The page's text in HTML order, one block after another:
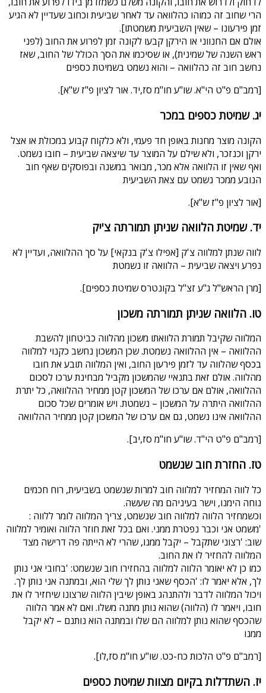
הרי שחוב זה כמוהו כהלוואה עד לאחר שביעית וכחוב שעדיין לא הגיע
זמן פירעונו – שאין השביעית משמטתו].
אולם אם החנווני או הירקן קבעו לקונה זמן לפרוע את החוב (לפני
ראש השנה של שמינית), או שסיכמו את הסך הכולל של החוב, שאז
נחשב חוב זה כהלוואה – והוא נשמט בשמיטת כספים
[רמב"ם פ"ט הי"א. שו"ע חו"מ סז,יד. אור לציון פ"ז ש"א].
יג. שמיטת כספים במכר
הקונה מוצר מחנות באופן חד פעמי, ולא כלקוח קבוע במכולת או אצל
ירקן וכנזכר, ולא שילם על המוצר עד שיצאה שביעית – חובו נשמט.
ואף שאין זו הלוואה אלא מכר, מבואר במשנה ובפוסקים שאף חוב
הנובע ממכר נשמט עם צאת השביעית
[אור לציון פ"ז ש"א].
יד. שמיטת הלוואה שניתן תמורתה צ'יק
לווה שנתן למלווה צ'ק [אפילו צ'ק בנקאי] על סך ההלוואה, ועדיין לא
נפרע ויצאה שביעית – הלוואה זו נשמטת
[מרן הראש"ל ג"ע זצ"ל בקונטרס שמיטת כספים].
טו. הלוואה שניתן תמורתה משכון
המלווה שקיבל תמורת הלוואתו משכון מהלווה כביטחון להשבת
ההלוואה – אין ההלוואה נשמטת. שכן המשכון נחשב כקנוי למלווה
בכסף שהלווה עד לזמן פירעון החוב, ואין המלווה תובע את חובו
מהלווה. אולם זאת בתנאיי שהמשכון מקביל מבחינת ערכו לסכום
ההלוואה, אולם אם ערכו של המשכון קטן ממחיר ההלוואה, כל יתרת
ההלוואה היתרה על המשכון – נשמטת. ויש אומרים שכל סכום
ההלוואה אינו נשמט, גם אם ערכו של המשכון קטן ממחיר ההלוואה
[רמב"ם פ"ט הי"ד. שו"ע חו"מ סז,יב].
טז. החזרת חוב שנשמט
כל לווה המחזיר למלווה חוב למרות שנשמט בשביעית, רוח חכמים
נוחה הימנו, וישר בעיניהם מה שעשה.
וכשמחזיר הלווה למלווה חוב שנשמט, צריך המלווה לומר ללווה :
'משמט אני וכבר נפטרת ממני. ואם בכל זאת חוזר הלווה ואומיר למלווה
שוב: 'רצוני שתקבל – יקבל ממנו, שהרי לא הייתה פה דרישה מצד
המלווה להחזיר לו את החוב.
כמו כן לא יאומר הלווה למלווה בהחזירו חוב שנשמט: 'בחובי אני נותן
לך, אלא יאמר לו: 'הכסף שאני נותן לך שלי הוא, ובמתנה אני נותן לך.
ויכול המלווה לדבר ולהתנהג באופן שיבין הלווה שרצונו שיחזיר לו את
חובו, ויאמר לו (הלווה) שהוא נותן מתנה משלו. ואם לא אמר הלווה
שהכסף שהוא נותן למלווה הם שלו ובמתנה הוא נותנם – לא יקבל
ממנו
[רמב"ם פ"ט הלכות כח-כט. שו"ע חו"מ סז,לו].
יז. השתדלות בקיום מצוות שמיטת כספים